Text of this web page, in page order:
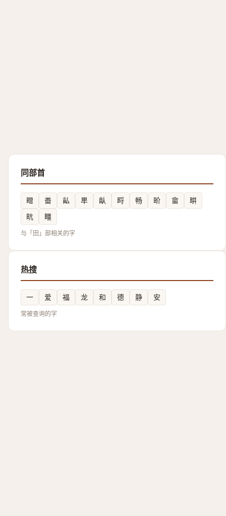
同部首
㽪 畨 畆 㽚 畒 㽟 畅 畍 畲
畊
㽘
疅
与「田」部相关的字
热搜
一 爱 福 龙 和 德 静 安
常被查询的字